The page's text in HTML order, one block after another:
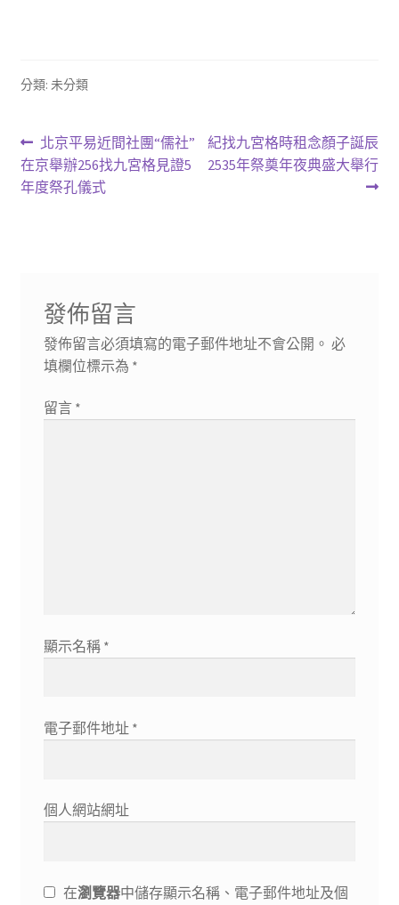
分類: 未分類
文
章
上
一
篇
北京平易近間社團“儒社”
在京舉辦256找九宮格見證5
年度祭孔儀式
下
一
紀找九宮格時租念顏子誕辰
2535年祭奠年夜典盛大舉行
發佈留言
發佈留言必須填寫的電子郵件地址不會公開。 必
填欄位標示為 *
留言 *
顯示名稱 *
電子郵件地址 *
個人網站網址
在瀏覽器中儲存顯示名稱、電子郵件地址及個